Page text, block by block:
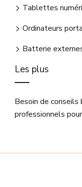
Tablettes
Ordinateurs
Batterie
Les plus
Besoin de
professionnels